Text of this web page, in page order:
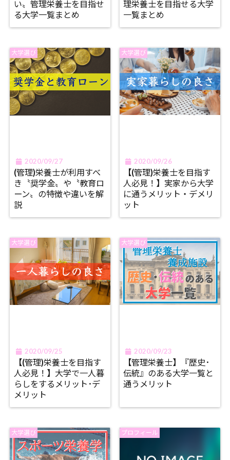
い〟管理栄養士を目指せ
る大学一覧まとめ
理栄養士を目指せる大学
一覧まとめ
大学選び
2020/09/27
(管理)栄養士が利用すべ
き〝奨学金〟や〝教育ロ
ーン〟の特徴や違いを解
説
大学選び
2020/09/26
【(管理)栄養士を目指す
人必見！】実家から大学
に通うメリット・デメリ
ット
大学選び
2020/09/25
【(管理)栄養士を目指す
人必見！】大学で一人暮
らしをするメリット･デ
メリット
大学選び
2020/09/23
【管理栄養士】『歴史･
伝統』のある大学一覧と
通うメリット
大学選び プロフィール